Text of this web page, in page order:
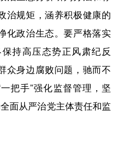
治规矩，涵养积极健康的
化政治生态。要严格落实
持高压态势正风肃纪反
众身边腐败问题，驰而不
把手”强化监督管理，坚
面从严治党主体责任和监